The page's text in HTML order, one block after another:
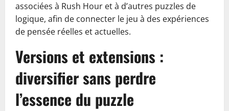
associées à Rush Hour et à d’autres puzzles de
logique, afin de connecter le jeu à des expériences
de pensée réelles et actuelles.
Versions et extensions :
diversifier sans perdre
l’essence du puzzle